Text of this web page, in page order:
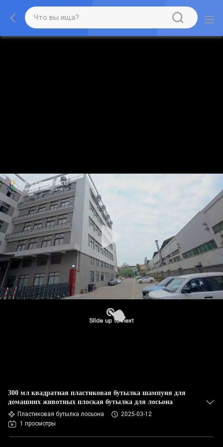
300 мл квадратная пластиковая бутылка шампуня для
домашних животных плоская бутылка для лосьона
Пластиковая бутылка лосьона
2025-03-12
1 просмотры